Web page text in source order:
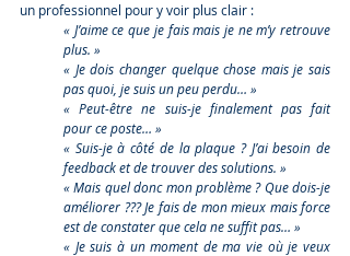
un professionnel pour y voir plus clair :
« J’aime ce que je fais mais je ne m’y retrouve
plus. »
« Je dois changer quelque chose mais je sais
pas quoi, je suis un peu perdu… »
« Peut-être ne suis-je finalement pas fait
pour ce poste… »
« Suis-je à côté de la plaque ? J’ai besoin de
feedback et de trouver des solutions. »
« Mais quel donc mon problème ? Que dois-je
améliorer ??? Je fais de mon mieux mais force
est de constater que cela ne suffit pas… »
« Je suis à un moment de ma vie où je veux